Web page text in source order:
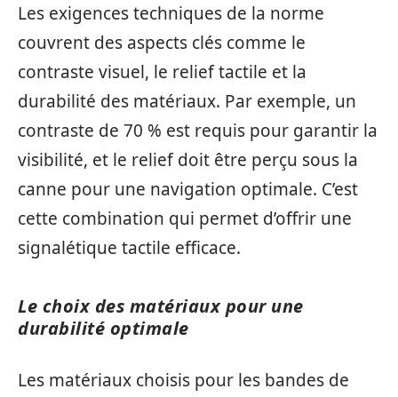
Les exigences techniques de la norme
couvrent des aspects clés comme le
contraste visuel, le relief tactile et la
durabilité des matériaux. Par exemple, un
contraste de 70 % est requis pour garantir la
visibilité, et le relief doit être perçu sous la
canne pour une navigation optimale. C’est
cette combination qui permet d’offrir une
signalétique tactile efficace.
Le choix des matériaux pour une
durabilité optimale
Les matériaux choisis pour les bandes de